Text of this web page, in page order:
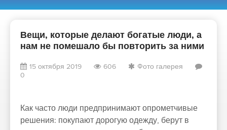
Вещи, которые делают богатые люди, а
нам не помешало бы повторить за ними
15 октября 2019 606
Фото галерея
0
Как часто люди предпринимают опрометчивые
решения: покупают дорогую одежду, берут в